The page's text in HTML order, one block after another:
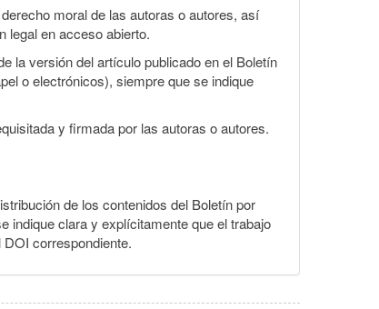
moral de las autoras o autores, así
legal en acceso abierto.
la versión del artículo publicado en el Boletín
o electrónicos), siempre que se indique
y firmada por las autoras o autores.
de los contenidos del Boletín por
indique clara y explícitamente que el trabajo
correspondiente.